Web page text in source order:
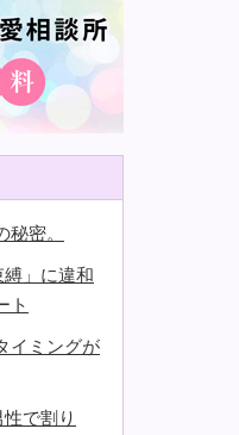
密。
」に違和
ト
イミングが
で割り